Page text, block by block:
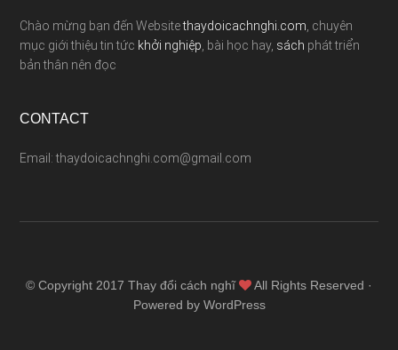
Chào mừng bạn đến Websitethaydoicachnghi.com , chuyên
mục giới thiệu tin tức khởi nghiệp , bài học hay, sách phát triển
bản thân nên đọc
CONTACT
Email: thaydoicachnghi.com@gmail.com
© Copyright 2017 Thay đổi cách nghĩ
All Rights Reserved ·
Powered by WordPress